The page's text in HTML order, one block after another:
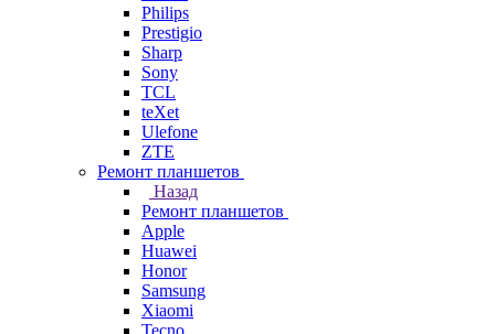
Philips
Prestigio
Sharp
Sony
TCL
teXet
Ulefone
ZTE
Ремонт планшетов
Назад
Ремонт планшетов
Apple
Huawei
Honor
Samsung
Xiaomi
Tecno